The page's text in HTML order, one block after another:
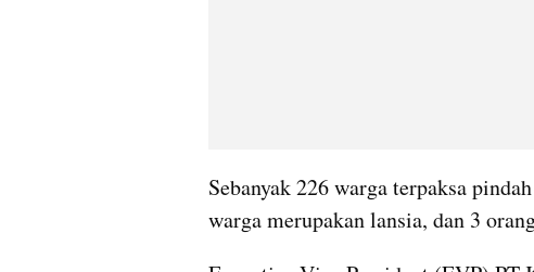
Sebanyak 226 warga terpaksa
warga merupakan lansia, dan 3